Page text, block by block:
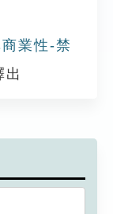
業性-禁
出